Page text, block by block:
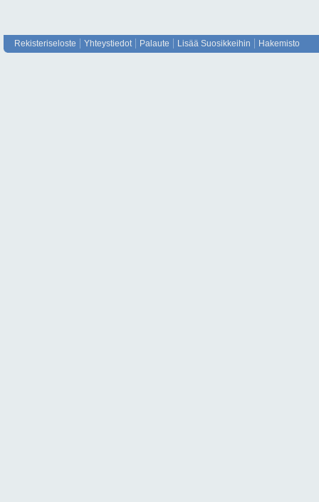
Rekisteriseloste Yhteystiedot Palaute Lisää Suosikkeihin Hakemisto